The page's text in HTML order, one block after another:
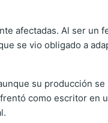
afectadas. Al ser
se vio obligado a
su producción
como escritor en